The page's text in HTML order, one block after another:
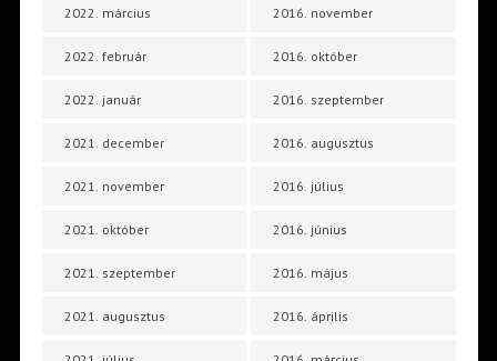
2022. március
2022. február
2022. január
2021. december
2021. november
2021. október
2021. szeptember
2021. augusztus
2016. november
2016. október
2016. szeptember
2016. augusztus
2016. július
2016. június
2016. május
2016. április